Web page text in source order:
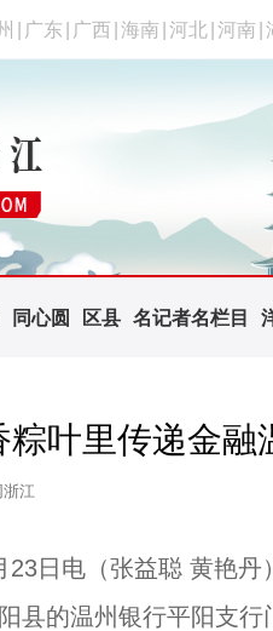
广东 广西 海南 河北 河南
同心圆 区县 名记者名栏目
叶里传递金融
浙江
日电（张益聪 黄艳丹
县的温州银行平阳支